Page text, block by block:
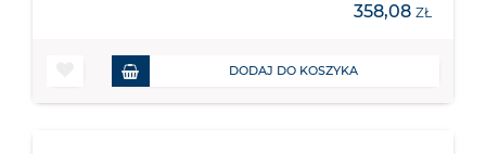
358,08 ZŁ
DODAJ DO KOSZYKA